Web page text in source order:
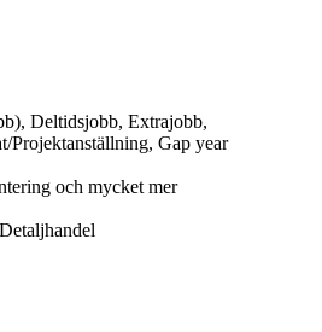
Deltidsjobb, Extrajobb,
Projektanställning, Gap year
och mycket mer